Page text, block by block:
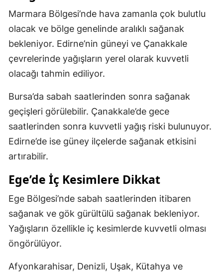
Marmara Bölgesi’nde hava zamanla çok bulutlu
olacak ve bölge genelinde aralıklı sağanak
bekleniyor. Edirne’nin güneyi ve Çanakkale
çevrelerinde yağışların yerel olarak kuvvetli
olacağı tahmin ediliyor.
Bursa’da sabah saatlerinden sonra sağanak
geçişleri görülebilir. Çanakkale’de gece
saatlerinden sonra kuvvetli yağış riski bulunuyor.
Edirne’de ise güney ilçelerde sağanak etkisini
artırabilir.
Ege’de İç Kesimlere Dikkat
Ege Bölgesi’nde sabah saatlerinden itibaren
sağanak ve gök gürültülü sağanak bekleniyor.
Yağışların özellikle iç kesimlerde kuvvetli olması
öngörülüyor.
Afyonkarahisar, Denizli, Uşak, Kütahya ve